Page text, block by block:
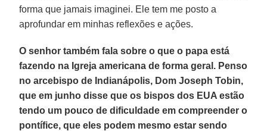
forma que jamais imaginei. Ele tem me posto a
aprofundar em minhas reflexões e ações.
O senhor também fala sobre o que o papa está
fazendo na Igreja americana de forma geral. Penso
no arcebispo de Indianápolis, Dom Joseph Tobin,
que em junho disse que os bispos dos EUA estão
tendo um pouco de dificuldade em compreender o
pontífice, que eles podem mesmo estar sendo